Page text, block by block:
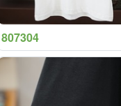
807304